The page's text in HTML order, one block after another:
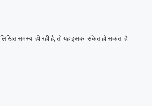
समस्या हो रही है, तो यह इसका संकेत हो सकता है: